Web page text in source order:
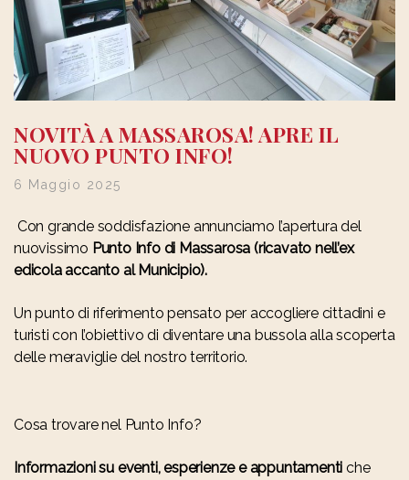
NOVITÀ A MASSAROSA! APRE IL
NUOVO PUNTO INFO!
6 Maggio 2025
Con grande soddisfazione annunciamo l’apertura del
nuovissimo Punto Info di Massarosa (ricavato nell’ex
edicola accanto al Municipio).
Un punto di riferimento pensato per accogliere cittadini e
turisti con l’obiettivo di diventare una bussola alla scoperta
delle meraviglie del nostro territorio.
Cosa trovare nel Punto Info?
Informazioni su eventi, esperienze e appuntamenti che